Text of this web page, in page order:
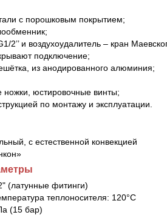
с порошковым покрытием;
2’’ и воздухоудалитель – кран
подключение;
из анодированного алюминия;
ножки, юстировочные винты;
по монтажу и эксплуатации.
с естественной конвекцией
(латунные фитинги)
теплоносителя: 120°С
(15 бар)